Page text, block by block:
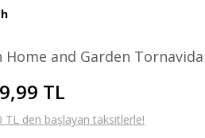
Home and Garden
TL
TL den başlayan taksitlerle!